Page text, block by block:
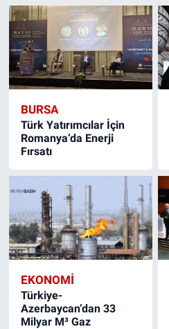
BURSA
Türk Yatırımcılar İçin
Romanya’da Enerji
Fırsatı
EKONOMI
Türkiye-
Azerbaycan’dan 33
Milyar M³ Gaz